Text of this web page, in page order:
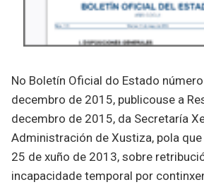
No Boletín Oficial do Estado
decembro de 2015, publicouse a
decembro de 2015, da Secretaría
Administración de Xustiza, pola
25 de xuño de 2013, sobre
incapacidade temporal por